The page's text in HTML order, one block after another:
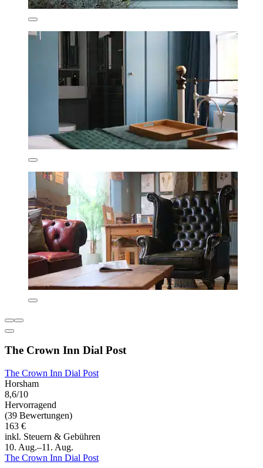
The Crown Inn Dial Post
The Crown Inn Dial Post
Horsham
8,6/10
Hervorragend
(39 Bewertungen)
163 €
inkl. Steuern & Gebühren
10. Aug.–11. Aug.
The Crown Inn Dial Post